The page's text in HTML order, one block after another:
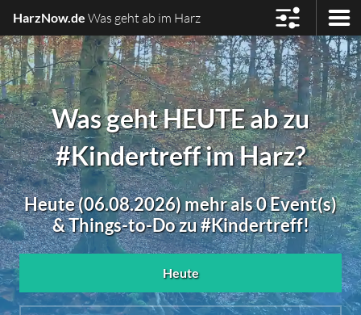
HarzNow.de Was geht ab im Harz
Was geht HEUTE ab zu
#Kindertreff im Harz?
Heute (06.08.2026) mehr als 0 Event(s)
& Things-to-Do zu #Kindertreff!
Heute